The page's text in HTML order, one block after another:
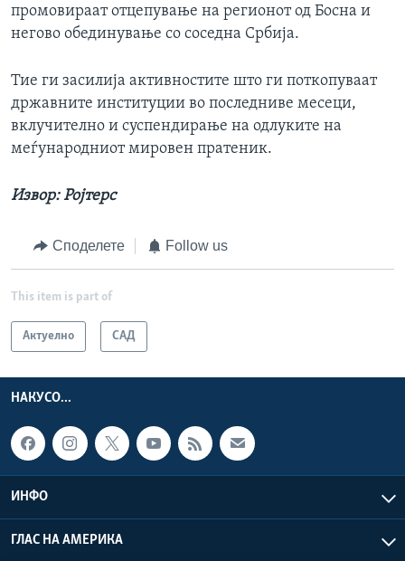
промовираат отцепување на регионот од Босна и
негово обединување со соседна Србија.
Тие ги засилија активностите што ги поткопуваат
државните институции во последниве месеци,
вклучително и суспендирање на одлуките на
меѓународниот мировен пратеник.
Извор: Ројтерс
Споделете Follow us
This item is part of
Актуелно САД
НАКУСО...
ИНФО
ГЛАС НА АМЕРИКА